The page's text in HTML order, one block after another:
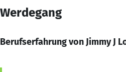
Werdegang
Berufserfahrung von Jimmy J